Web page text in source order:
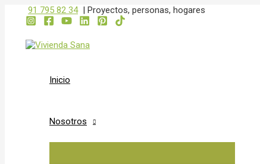
contenido
91 795 82 34 | Proyectos, personas, hogares
Inicio
Nosotros
MENÚ
MENÚ
Navegación
entradas